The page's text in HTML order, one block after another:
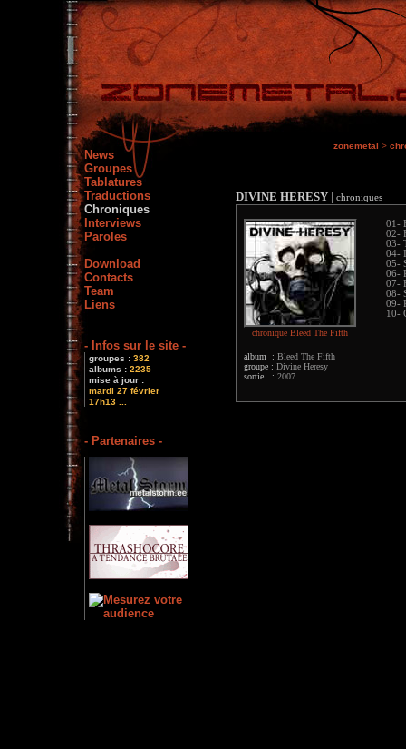
News
Groupes
Tablatures
Traductions
Chroniques
Interviews
Paroles
Download
Contacts
Team
Liens
- Infos sur le site -
groupes : 382
albums : 2235
mise à jour :
mardi 27 février
17h13 ...
- Partenaires -
zonemetal >
DIVINE HERESY | chroniques
chronique Bleed The Fifth
album : Bleed The Fifth
groupe : Divine Heresy
sortie : 2007
01-
02-
03-
04-
05-
06-
07-
08-
09-
10-